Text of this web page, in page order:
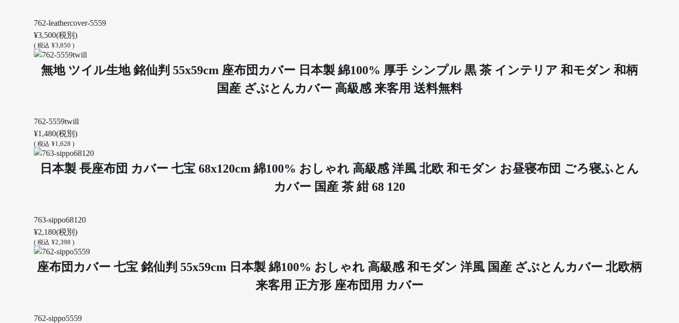
762-leathercover-5559
¥3,500(税別)
(税込 ¥3,850 )
無地 ツイル生地 銘仙判 55x59cm 座布団カバー 日本製 綿100% 厚手 シンプル 黒 茶 インテリア 和モダン 和柄
国産 ざぶとんカバー 高級感 来客用 送料無料
762-5559twill
¥1,480(税別)
(税込 ¥1,628 )
日本製 長座布団 カバー 七宝 68x120cm 綿100% おしゃれ 高級感 洋風 北欧 和モダン お昼寝布団 ごろ寝ふとん
カバー 国産 茶 紺 68 120
763-sippo68120
¥2,180(税別)
(税込 ¥2,398 )
座布団カバー 七宝 銘仙判 55x59cm 日本製 綿100% おしゃれ 高級感 和モダン 洋風 国産 ざぶとんカバー 北欧柄
来客用 正方形 座布団用 カバー
762-sippo5559